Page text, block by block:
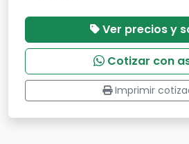
Ver precios y
Cotizar con
Imprimir